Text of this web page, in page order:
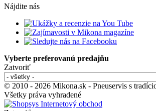
Nájdite nás
Vyberte preferovanú predajňu
Zatvoriť
© 2010 - 2026 Mikona.sk - Pneuservis s
Všetky práva vyhradené